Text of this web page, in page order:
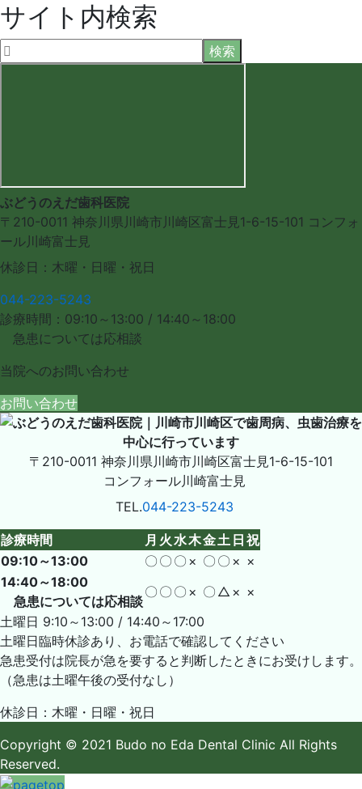
サイト内検索
ぶどうのえだ歯科医院
〒210-0011 神奈川県川崎市川崎区富士見1-6-15-101 コンフォ
ール川崎富士見
休診日：木曜・日曜・祝日
044-223-5243
診療時間：09:10～13:00 / 14:40～18:00
急患については応相談
当院へのお問い合わせ
お問い合わせ
〒210-0011 神奈川県川崎市川崎区富士見1-6-15-101
コンフォール川崎富士見
TEL.044-223-5243
診療時間 月 火水木金土 日 祝
09:10～13:00
〇 〇 〇 × 〇 〇 × ×
14:40～18:00
急患については応相談
〇 〇 〇 × 〇 △ × ×
土曜日 9:10～13:00 / 14:40～17:00
土曜日臨時休診あり、お電話で確認してください
急患受付は院長が急を要すると判断したときにお受けします。
（急患は土曜午後の受付なし）
休診日：木曜・日曜・祝日
Copyright © 2021 Budo no Eda Dental Clinic All Rights
Reserved.